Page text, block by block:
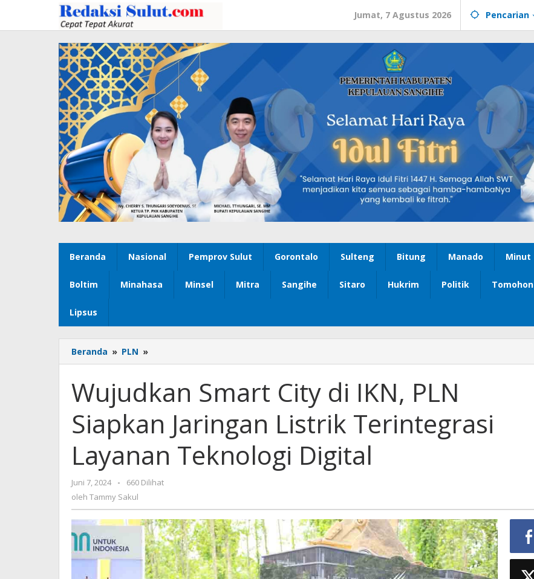
konten
Jumat, 7 Agustus 2026 Pencarian
Beranda Nasional Pemprov Sulut Gorontalo Sulteng Bitung Manado Minut
Boltim Minahasa Minsel Mitra Sangihe Sitaro Hukrim Politik Tomohon
Lipsus
Beranda » PLN »
Smart
di
IKN,
Siapkan
Jaringan
Listrik
Terintegrasi
Layanan
Wujudkan Smart City di IKN, PLN
Siapkan Jaringan Listrik Terintegrasi
Layanan Teknologi Digital
Juni 7, 2024
oleh
Tammy
-
660 Dilihat
oleh Tammy Sakul